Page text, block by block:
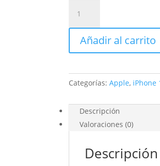
128GB
Verde
azulado
Añadir al carrito
Categorías:Apple, iPhone
Descripción
Valoraciones (0)
Descripción